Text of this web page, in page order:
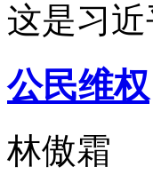
这是习
公民维权
林傲霜